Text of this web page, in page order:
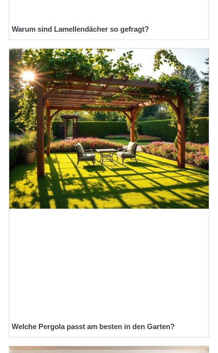
Warum sind Lamellendächer so gefragt?
Welche Pergola passt am besten in den Garten?